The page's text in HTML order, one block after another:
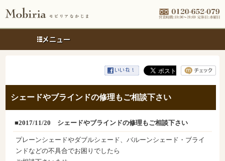
メニュー
シェードやブラインドの修理もご相談下さい
■2017/11/20 シェードやブラインドの修理もご相談下さい
プレーンシェードやダブルシェード、バルーンシェード・ブライ
ンドなどの不具合でお困りでしたら